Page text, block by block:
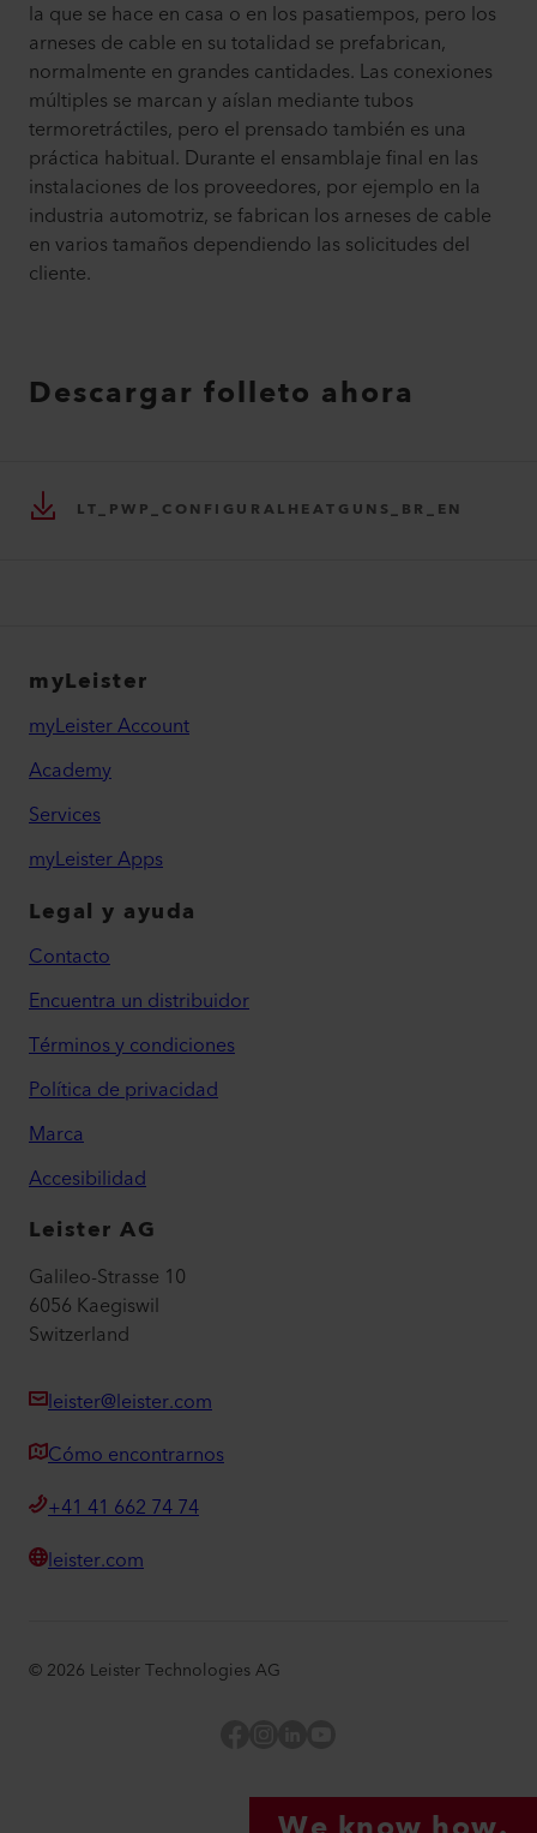
la que se hace en casa o en los pasatiempos, pero los
arneses de cable en su totalidad se prefabrican,
normalmente en grandes cantidades. Las conexiones
múltiples se marcan y aíslan mediante tubos
termoretráctiles, pero el prensado también es una
práctica habitual. Durante el ensamblaje final en las
instalaciones de los proveedores, por ejemplo en la
industria automotriz, se fabrican los arneses de cable
en varios tamaños dependiendo las solicitudes del
cliente.
Descargar folleto ahora
LT_PWP_CONFIGURALHEATGUNS_BR_EN
myLeister
myLeister Account
Academy
Services
myLeister Apps
Legal y ayuda
Contacto
Encuentra un distribuidor
Términos y condiciones
Política de privacidad
Marca
Accesibilidad
Leister AG
Galileo-Strasse 10
6056 Kaegiswil
Switzerland
leister@leister.com
Cómo encontrarnos
+41 41 662 74 74
leister.com
© 2026 Leister Technologies AG